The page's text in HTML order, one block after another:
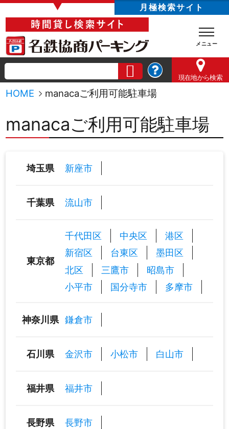
▼ 月極検索サイト
現在地から検索
HOME manacaご利用可能駐車場
manacaご利用可能駐車場
埼玉県 新座市
千葉県 流山市
東京都
千代田区 中央区
港区
新宿区
台東区
墨田区
北区
三鷹市
昭島市
小平市
国分寺市 多摩市
神奈川県 鎌倉市
石川県 金沢市 小松市 白山市
福井県 福井市
長野県 長野市